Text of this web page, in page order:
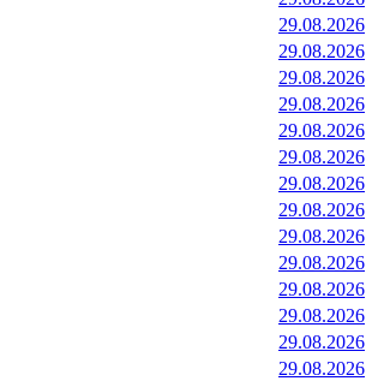
29.08.2026
29.08.2026
29.08.2026
29.08.2026
29.08.2026
29.08.2026
29.08.2026
29.08.2026
29.08.2026
29.08.2026
29.08.2026
29.08.2026
29.08.2026
29.08.2026